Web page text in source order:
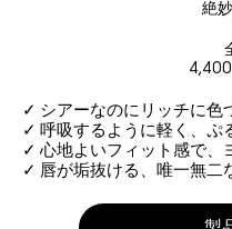
絶
4,400
✓ シアーなのにリッチに色
✓ 呼吸するように軽く、ぷ
✓ 心地よいフィット感で、
✓ 唇が垢抜ける、唯一無二